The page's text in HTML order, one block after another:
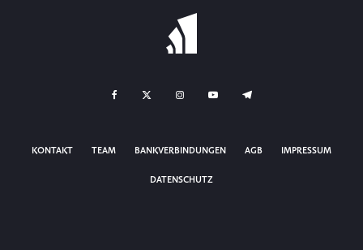
KONTAKT TEAM BANKVERBINDUNGEN AGB IMPRESSUM
DATENSCHUTZ